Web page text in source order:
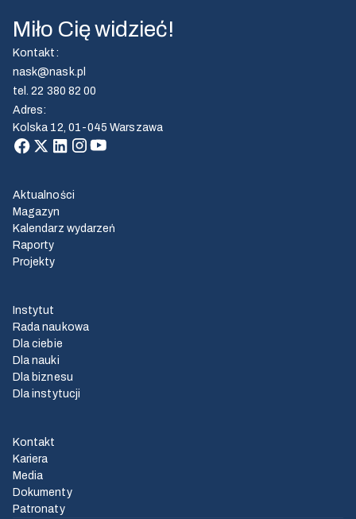
Miło Cię widzieć!
Kontakt :
nask@nask.pl
tel.22 380 82 00
Adres:
Kolska 12, 01-045 Warszawa
Aktualności
Magazyn
Kalendarz wydarzeń
Raporty
Projekty
Instytut
Rada naukowa
Dla ciebie
Dla nauki
Dla biznesu
Dla instytucji
Kontakt
Kariera
Media
Dokumenty
Patronaty